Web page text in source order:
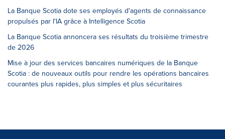
La Banque Scotia dote ses employés d'agents de connaissance
propulsés par l'IA grâce à Intelligence Scotia
La Banque Scotia annoncera ses résultats du troisième trimestre
de 2026
Mise à jour des services bancaires numériques de la Banque
Scotia : de nouveaux outils pour rendre les opérations bancaires
courantes plus rapides, plus simples et plus sécuritaires